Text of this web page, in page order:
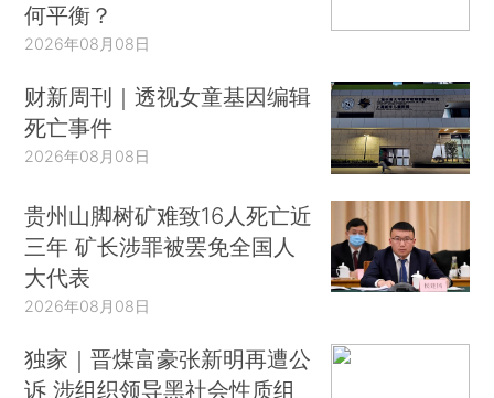
何平衡？
2026年08月08日
财新周刊｜透视女童基因编辑
死亡事件
2026年08月08日
贵州山脚树矿难致16人死亡近
三年 矿长涉罪被罢免全国人
大代表
2026年08月08日
独家｜晋煤富豪张新明再遭公
诉 涉组织领导黑社会性质组